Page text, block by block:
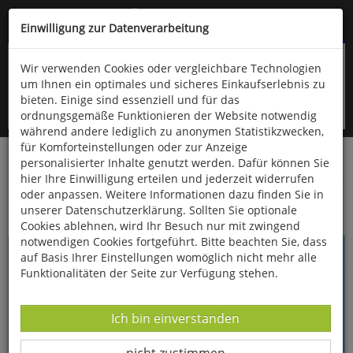
Kompletten Head der Seite überspringen
oder (06766) 9323-960
Startseite Bücher Kinderbücher
Ostermärchen
Einwilligung zur Datenverarbeitung
Wir verwenden Cookies oder vergleichbare Technologien
um Ihnen ein optimales und sicheres Einkaufserlebnis zu
bieten. Einige sind essenziell und für das
ordnungsgemäße Funktionieren der Website notwendig
während andere lediglich zu anonymen Statistikzwecken,
für Komforteinstellungen oder zur Anzeige
personalisierter Inhalte genutzt werden. Dafür können Sie
hier Ihre Einwilligung erteilen und jederzeit widerrufen
oder anpassen. Weitere Informationen dazu finden Sie in
unserer Datenschutzerklärung. Sollten Sie optionale
Cookies ablehnen, wird Ihr Besuch nur mit zwingend
notwendigen Cookies fortgeführt. Bitte beachten Sie, dass
auf Basis Ihrer Einstellungen womöglich nicht mehr alle
Funktionalitäten der Seite zur Verfügung stehen.
Datenverarbeitung -
Ich bin einverstanden